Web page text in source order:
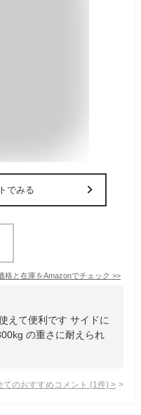
でみる
格と在庫をAmazonでチェック >>
えて便利です サイドに
の重さに耐えられ
てのおすすめコメント (1 件) >